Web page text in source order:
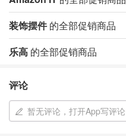
装饰摆件的全部促销商品
乐高 的全部促销商品
评论
暂无评论，打开App写评论